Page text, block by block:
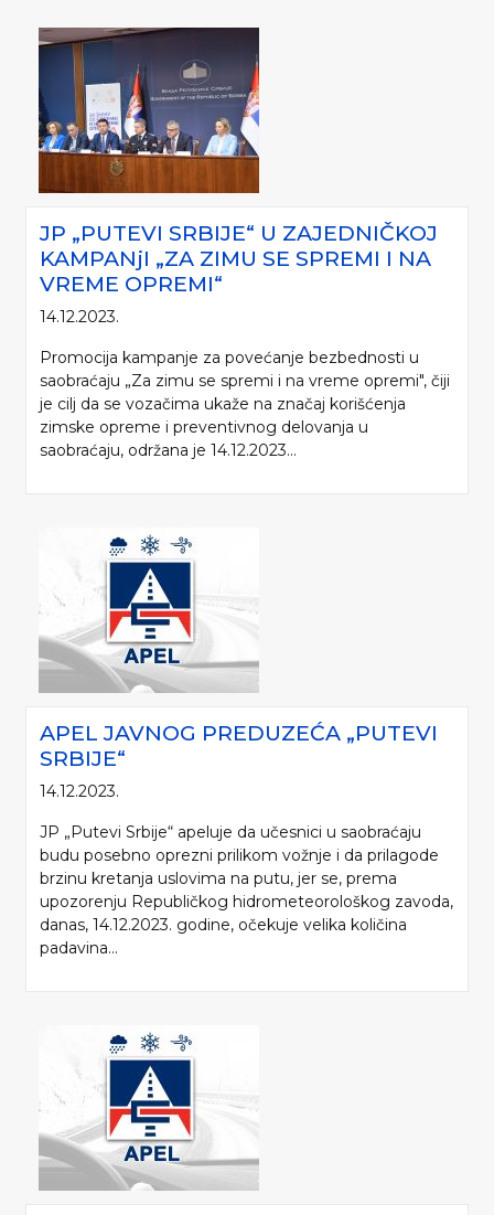
JP „PUTEVI SRBIJE“ U ZAJEDNIČKOJ
KAMPANjI „ZA ZIMU SE SPREMI I NA
VREME OPREMI“
14.12.2023.
Promocija kampanje za povećanje bezbednosti u
saobraćaju „Za zimu se spremi i na vreme opremi", čiji
je cilj da se vozačima ukaže na značaj korišćenja
zimske opreme i preventivnog delovanja u
saobraćaju, održana je 14.12.2023...
APEL JAVNOG PREDUZEĆA „PUTEVI
SRBIJE“
14.12.2023.
JP „Putevi Srbije“ apeluje da učesnici u saobraćaju
budu posebno oprezni prilikom vožnje i da prilagode
brzinu kretanja uslovima na putu, jer se, prema
upozorenju Republičkog hidrometeorološkog zavoda,
danas, 14.12.2023. godine, očekuje velika količina
padavina...